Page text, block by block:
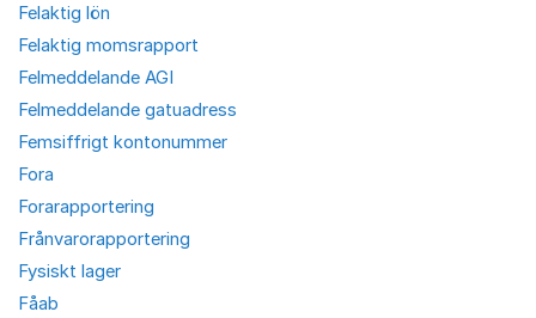
Felaktig lön
Felaktig momsrapport
Felmeddelande AGI
Felmeddelande gatuadress
Femsiffrigt kontonummer
Fora
Forarapportering
Frånvarorapportering
Fysiskt lager
Fåab